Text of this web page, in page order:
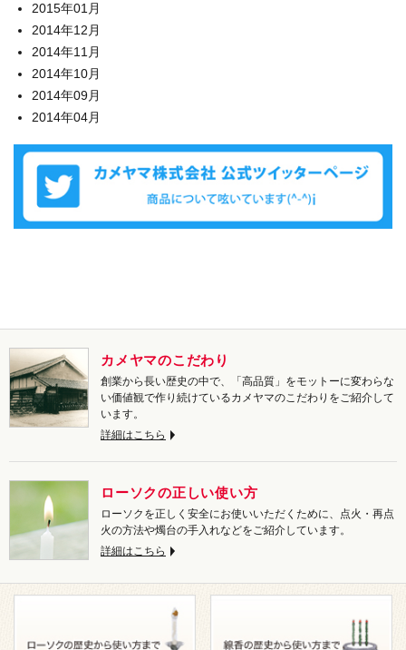
2015年01月
2014年12月
2014年11月
2014年10月
2014年09月
2014年04月
カメヤマのこだわり
創業から長い歴史の中で、「高品質」をモットーに変わらな
い価値観で作り続けているカメヤマのこだわりをご紹介して
います。
詳細はこちら
ローソクの正しい使い方
ローソクを正しく安全にお使いいただくために、点火・再点
火の方法や燭台の手入れなどをご紹介しています。
詳細はこちら